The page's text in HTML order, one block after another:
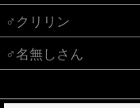
♂クリリン
♂名無しさん